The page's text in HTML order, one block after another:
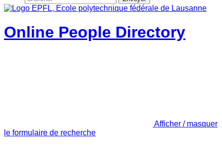
Online People Directory
Afficher / masquer
le formulaire de recherche